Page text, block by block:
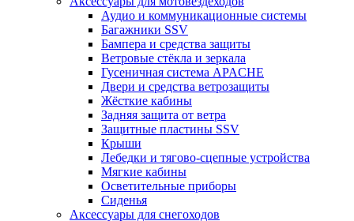
Аудио и коммуникационные системы
Багажники SSV
Бампера и средства защиты
Ветровые стёкла и зеркала
Гусеничная система APACHE
Двери и средства ветрозащиты
Жёсткие кабины
Задняя защита от ветра
Защитные пластины SSV
Крыши
Лебедки и тягово-сцепные устройства
Мягкие кабины
Осветительные приборы
Сиденья
Аксессуары для снегоходов